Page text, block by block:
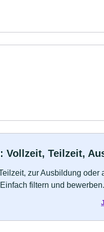
Vollzeit, Teilzeit,
zur Ausbildung oder
filtern und bewerben.